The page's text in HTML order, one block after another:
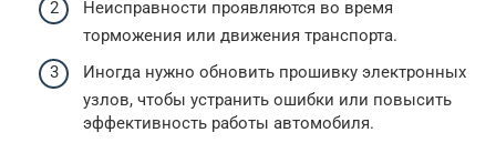
Неисправности проявляются во время
торможения или движения транспорта.
Иногда нужно обновить прошивку электронных
узлов, чтобы устранить ошибки или повысить
эффективность работы автомобиля.